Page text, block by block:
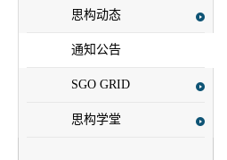
思构动态
通知公告
SGO GRID
思构学堂